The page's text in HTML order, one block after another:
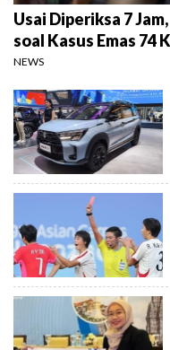
Usai Diperiksa 7
soal Kasus Emas 74
NEWS